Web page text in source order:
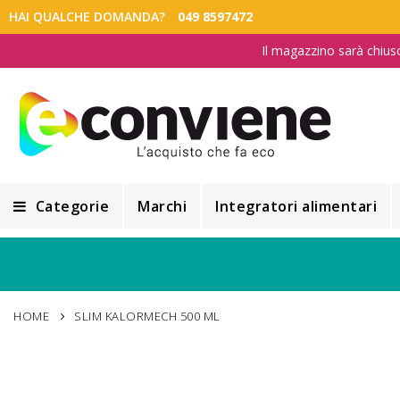
HAI QUALCHE DOMANDA? 049 8597472
Il magazzino sarà
Categorie
Alimentazione e Dietetica
Marchi Integratori alimentari
HOME SLIM KALORMECH 500 ML